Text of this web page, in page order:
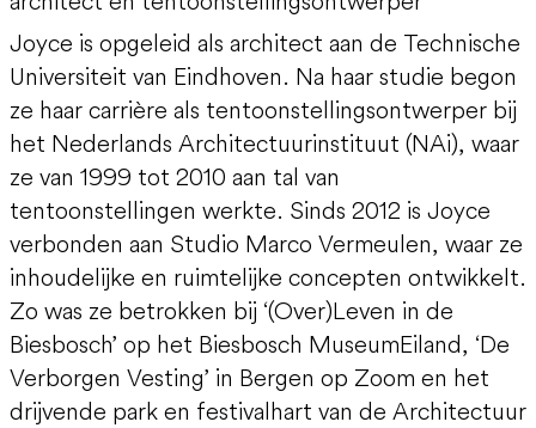
Joyce is opgeleid als architect aan de Technische
Universiteit van Eindhoven. Na haar studie begon
ze haar carrière als tentoonstellingsontwerper bij
het Nederlands Architectuurinstituut (NAi), waar
ze van 1999 tot 2010 aan tal van
tentoonstellingen werkte. Sinds 2012 is Joyce
verbonden aan Studio Marco Vermeulen, waar ze
inhoudelijke en ruimtelijke concepten ontwikkelt.
Zo was ze betrokken bij ‘(Over)Leven in de
Biesbosch’ op het Biesbosch MuseumEiland, ‘De
Verborgen Vesting’ in Bergen op Zoom en het
drijvende park en festivalhart van de Architectuur